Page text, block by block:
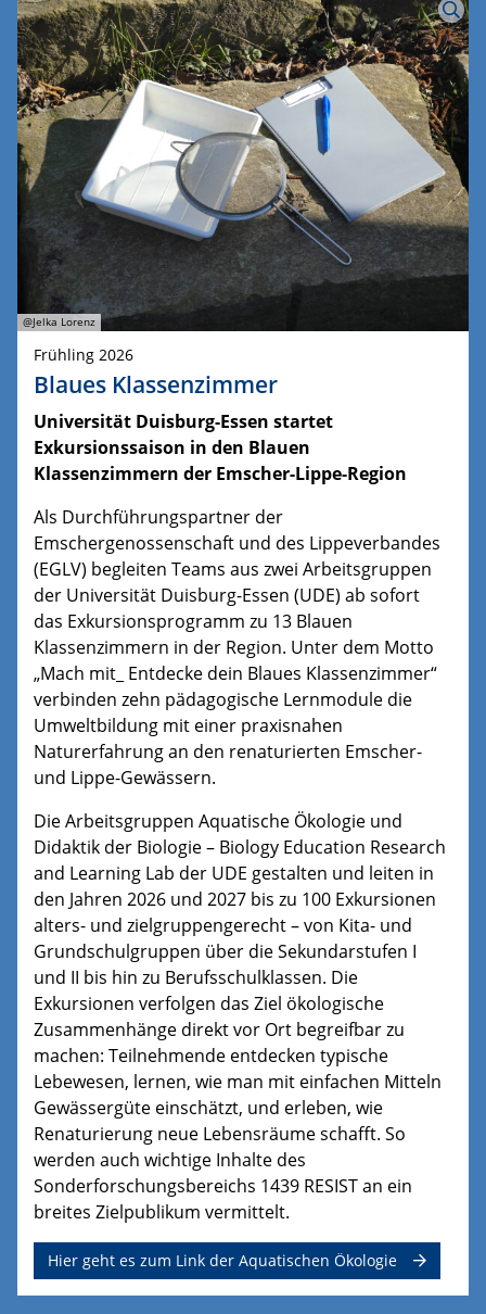
@Jelka Lorenz
Frühling 2026
Blaues Klassenzimmer
Universität Duisburg-Essen startet
Exkursionssaison in den Blauen
Klassenzimmern der Emscher-Lippe-Region
Als Durchführungspartner der
Emschergenossenschaft und des Lippeverbandes
(EGLV) begleiten Teams aus zwei Arbeitsgruppen
der Universität Duisburg-Essen (UDE) ab sofort
das Exkursionsprogramm zu 13 Blauen
Klassenzimmern in der Region. Unter dem Motto
„Mach mit_ Entdecke dein Blaues Klassenzimmer“
verbinden zehn pädagogische Lernmodule die
Umweltbildung mit einer praxisnahen
Naturerfahrung an den renaturierten Emscher-
und Lippe-Gewässern.
Die Arbeitsgruppen Aquatische Ökologie und
Didaktik der Biologie – Biology Education Research
and Learning Lab der UDE gestalten und leiten in
den Jahren 2026 und 2027 bis zu 100 Exkursionen
alters- und zielgruppengerecht – von Kita- und
Grundschulgruppen über die Sekundarstufen I
und II bis hin zu Berufsschulklassen. Die
Exkursionen verfolgen das Ziel ökologische
Zusammenhänge direkt vor Ort begreifbar zu
machen: Teilnehmende entdecken typische
Lebewesen, lernen, wie man mit einfachen Mitteln
Gewässergüte einschätzt, und erleben, wie
Renaturierung neue Lebensräume schafft. So
werden auch wichtige Inhalte des
Sonderforschungsbereichs 1439 RESIST an ein
breites Zielpublikum vermittelt.
Hier geht es zum Link der Aquatischen Ökologie